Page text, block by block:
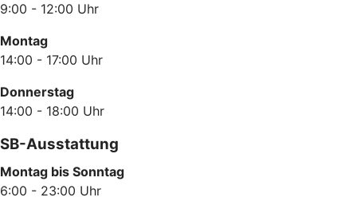
9:00 - 12:00 Uhr
Montag
14:00 - 17:00 Uhr
Donnerstag
14:00 - 18:00 Uhr
SB-Ausstattung
Montag bis Sonntag
6:00 - 23:00 Uhr